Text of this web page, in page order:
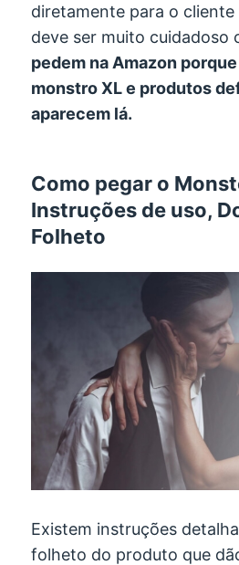
diretamente para o cliente
deve ser muito cuidadoso
pedem na Amazon
monstro XL e produtos
aparecem lá.
Como pegar o
Instruções de uso,
Folheto
Existem instruções
folheto do produto que